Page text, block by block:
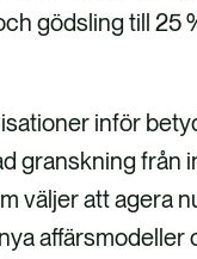
gödsling till 25
inför
granskning från
väljer att agera
affärsmodeller